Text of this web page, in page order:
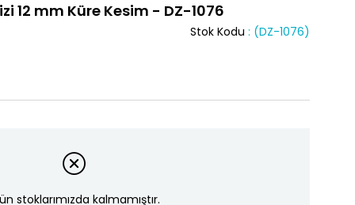
12 mm Küre Kesim - DZ-1076
(DZ-1076)
Stok Kodu
stoklarımızda kalmamıştır.